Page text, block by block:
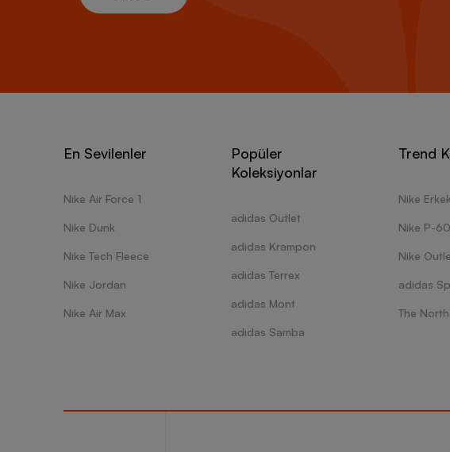
tasarımlarıyla sevdiğiniz
ulaşabilmenize
da kendinize uygun
rahat hareket edebilme
ayrıcalıklı bir tarz
da gece fark etmeksizin
şekilde tamamlayabilme
Esnek ve elastik kadın
En Sevilenler
Nike Air Force 1
Nike Dunk
Nike Tech Fleece
Nike Jordan
Nike Air Max
Popüler
Koleksiyonlar
adidas Outlet
adidas Krampon
adidas Terrex
adidas Mont
adidas Samba
Trend
Nike
Nike P-
Nike
adidas
The